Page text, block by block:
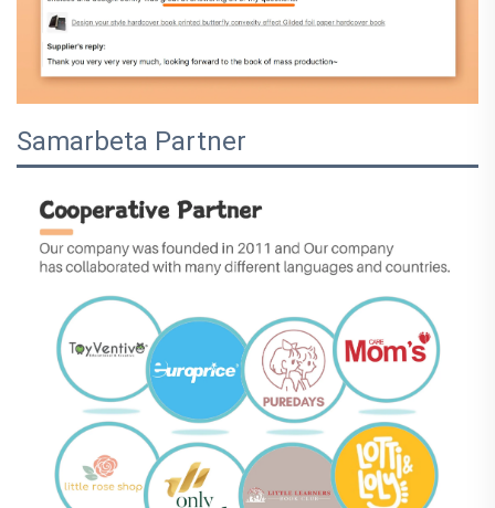
Samarbeta Partner